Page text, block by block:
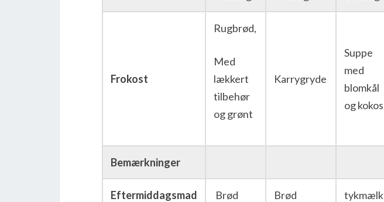
Frokost
Rugbrød,
Med
lækkert
tilbehør
og grønt
Karrygryde
Suppe
med
blomkål
og kokos
Bemærkninger
Eftermiddagsmad Brød Brød tykmælk